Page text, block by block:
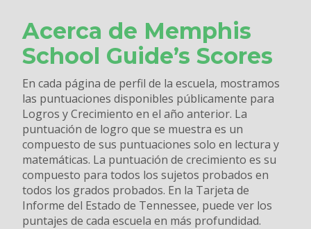
Acerca de Memphis
School Guide’s Scores
En cada página de perfil de la escuela, mostramos
las puntuaciones disponibles públicamente para
Logros y Crecimiento en el año anterior. La
puntuación de logro que se muestra es un
compuesto de sus puntuaciones solo en lectura y
matemáticas. La puntuación de crecimiento es su
compuesto para todos los sujetos probados en
todos los grados probados. En la Tarjeta de
Informe del Estado de Tennessee, puede ver los
puntajes de cada escuela en más profundidad.